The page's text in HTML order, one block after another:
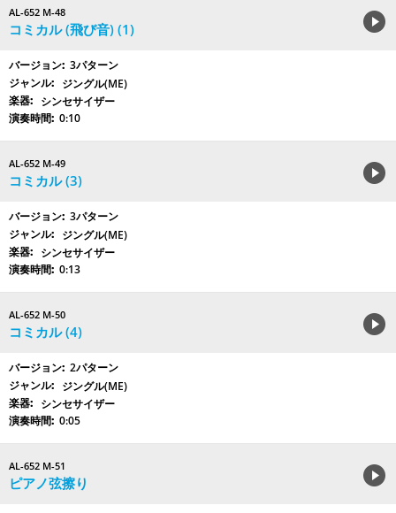
AL-652 M-48
コミカル (飛び音) (1)
3パターン
ジングル(ME)
シンセサイザー
0:10
AL-652 M-49
コミカル (3)
3パターン
ジングル(ME)
シンセサイザー
0:13
AL-652 M-50
コミカル (4)
2パターン
ジングル(ME)
シンセサイザー
0:05
AL-652 M-51
ピアノ弦擦り